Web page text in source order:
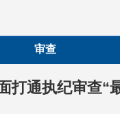
审查
打通执纪审查“